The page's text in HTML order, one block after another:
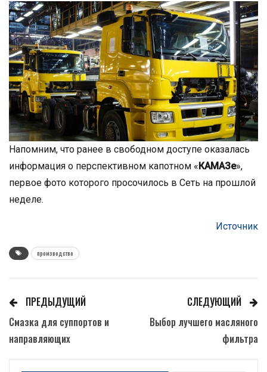
Напомним, что ранее в свободном доступе оказалась
информация о перспективном капотном «КАМАЗе»,
первое фото которого просочилось в Сеть на прошлой
неделе.
Источник
производство
ПРЕДЫДУЩИЙ
Смазка для суппортов и
направляющих
СЛЕДУЮЩИЙ
Выбор лучшего масляного
фильтра